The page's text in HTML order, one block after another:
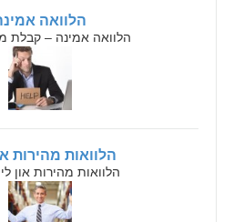
הלוואה
הלוואה אמינה – קבלת
הלוואות מהירות
הלוואות מהירות און